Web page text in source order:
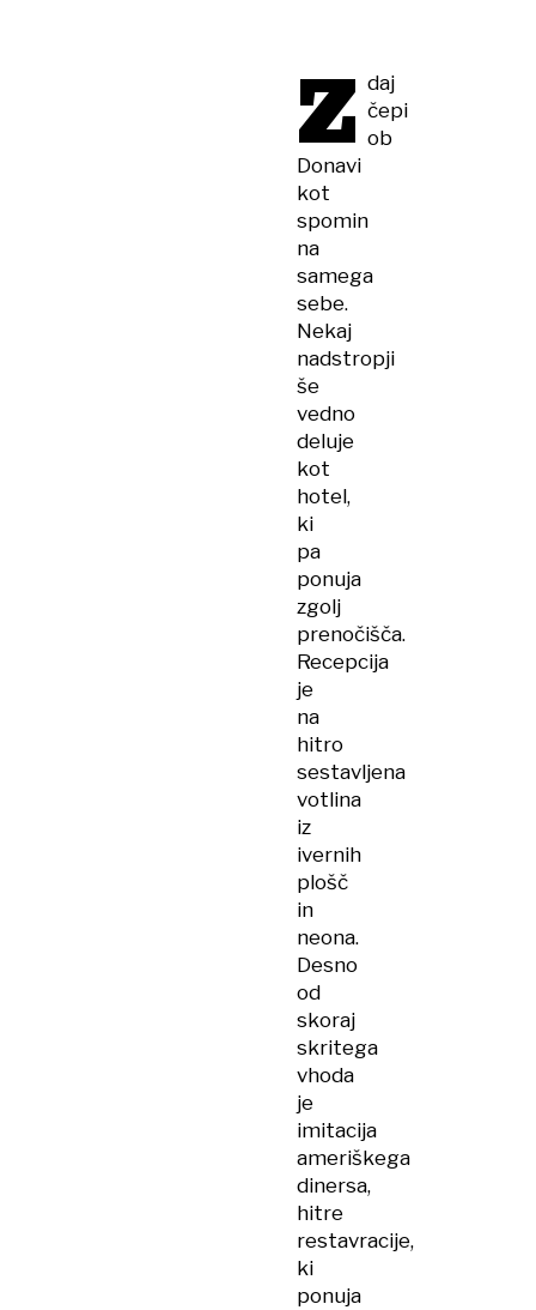
Z daj
čepi
ob
Donavi
kot
spomin
na
samega
sebe.
Nekaj
nadstropji
še
vedno
deluje
kot
hotel,
ki
pa
ponuja
zgolj
prenočišča.
Recepcija
je
na
hitro
sestavljena
votlina
iz
ivernih
plošč
in
neona.
Desno
od
skoraj
skritega
vhoda
je
imitacija
ameriškega
dinersa,
hitre
restavracije,
ki
ponuja